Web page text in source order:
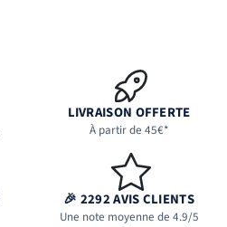
LIVRAISON OFFERTE
À partir de 45€*
🎉 2292 AVIS CLIENTS
Une note moyenne de 4.9/5